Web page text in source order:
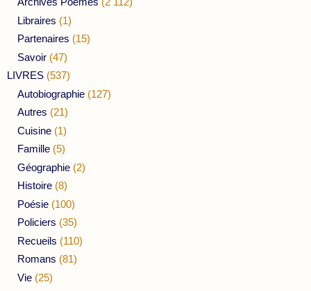
Libraires (1)
Partenaires (15)
Savoir (47)
LIVRES (537)
Autobiographie (127)
Autres (21)
Cuisine (1)
Famille (5)
Géographie (2)
Histoire (8)
Poésie (100)
Policiers (35)
Recueils (110)
Romans (81)
Vie (25)